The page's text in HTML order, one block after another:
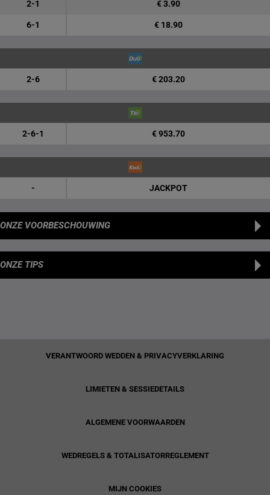
2-1 € 3.90
6-1 € 18.90
2-6 € 203.20
2-6-1 € 953.70
- JACKPOT
ONZE VOORBESCHOUWING
ONZE TIPS
VERANTWOORD WEDDEN & PRIVACYVERKLARING
LIMIETEN & SESSIEDETAILS
ALGEMENE VOORWAARDEN
WEDREGELS & TOTALISATORREGLEMENT
MIJN COOKIES